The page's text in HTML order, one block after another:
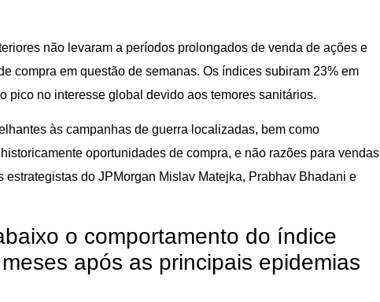
não levaram a períodos prolongados de venda de ações e
compra em questão de semanas. Os índices subiram 23% em
pico no interesse global devido aos temores sanitários.
às campanhas de guerra localizadas, bem como
oportunidades de compra, e não razões para vendas
estrategistas do JPMorgan Mislav Matejka, Prabhav Bhadani e
o comportamento do índice
após as principais epidemias